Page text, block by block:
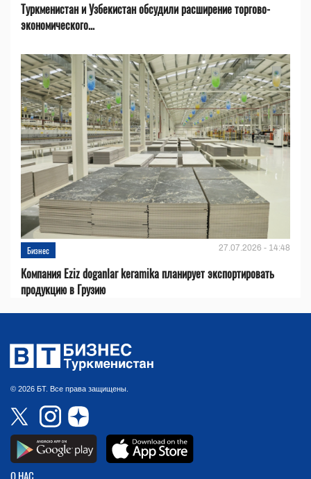
Туркменистан и Узбекистан обсудили расширение торгово-
экономического...
Бизнес 27.07.2026 - 14:48
Компания Eziz doganlar keramika планирует экспортировать
продукцию в Грузию
© 2026 БТ. Все права защищены.
О НАС